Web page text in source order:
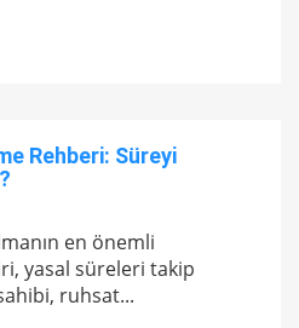
Rehberi: Süreyi
en önemli
yasal süreleri takip
ruhsat...